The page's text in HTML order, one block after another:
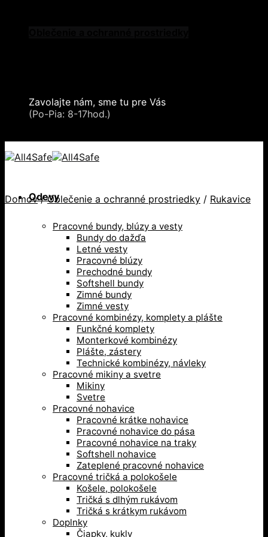
Zavolajte nám, sme tu pre Vás
(Po-Pia: 8-17hod.)
Odevy
Pracovné bundy, blúzy a vesty
Bundy do dažďa
Letné vesty
Pracovné blúzy
Prechodné bundy
Softshell bundy
Zimné bundy
Zimné vesty
Pracovné kombinézy, komplety a plášte
Funkčné komplety
Monterkové kombinézy
Plášte, zástery
Technické kombinézy, návleky
Pracovné mikiny a svetre
Mikiny
Svetre
Pracovné nohavice
Pracovné krátke nohavice
Pracovné nohavice do pása
Pracovné nohavice na traky
Softshell nohavice
Zateplené pracovné nohavice
Pracovné tričká a polokošele
Košele, polokošele
Tričká s dlhým rukávom
Tričká s krátkym rukávom
Doplnky
Čiapky, kukly
Domov / Oblečenie a ochranné prostriedky / Rukavice